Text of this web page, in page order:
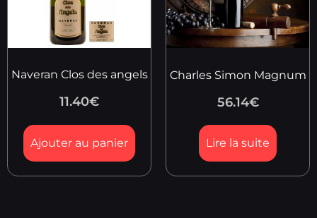
Naveran Clos des angels
11.40€
Ajouter au panier
Charles Simon Magnum
56.14€
Lire la suite